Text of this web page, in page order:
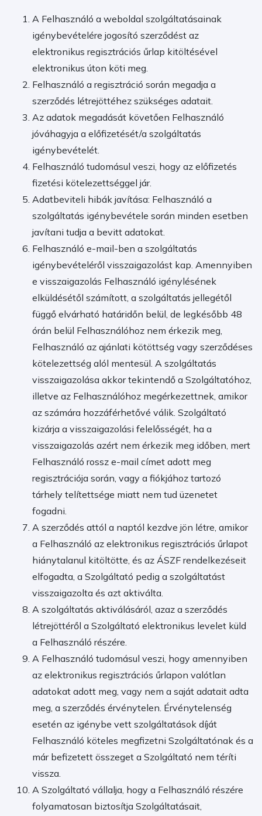
A Felhasználó a weboldal szolgáltatásainak
igénybevételére jogosító szerződést az
elektronikus regisztrációs űrlap kitöltésével
elektronikus úton köti meg.
Felhasználó a regisztráció során megadja a
szerződés létrejöttéhez szükséges adatait.
Az adatok megadását követően Felhasználó
jóváhagyja a előfizetését/a szolgáltatás
igénybevételét.
Felhasználó tudomásul veszi, hogy az előfizetés
fizetési kötelezettséggel jár.
Adatbeviteli hibák javítása: Felhasználó a
szolgáltatás igénybevétele során minden esetben
javítani tudja a bevitt adatokat.
Felhasználó e-mail-ben a szolgáltatás
igénybevételéről visszaigazolást kap. Amennyiben
e visszaigazolás Felhasználó igénylésének
elküldésétől számított, a szolgáltatás jellegétől
függő elvárható határidőn belül, de legkésőbb 48
órán belül Felhasználóhoz nem érkezik meg,
Felhasználó az ajánlati kötöttség vagy szerződéses
kötelezettség alól mentesül. A szolgáltatás
visszaigazolása akkor tekintendő a Szolgáltatóhoz,
illetve az Felhasználóhoz megérkezettnek, amikor
az számára hozzáférhetővé válik. Szolgáltató
kizárja a visszaigazolási felelősségét, ha a
visszaigazolás azért nem érkezik meg időben, mert
Felhasználó rossz e-mail címet adott meg
regisztrációja során, vagy a fiókjához tartozó
tárhely telítettsége miatt nem tud üzenetet
fogadni.
A szerződés attól a naptól kezdve jön létre, amikor
a Felhasználó az elektronikus regisztrációs űrlapot
hiánytalanul kitöltötte, és az ÁSZF rendelkezéseit
elfogadta, a Szolgáltató pedig a szolgáltatást
visszaigazolta és azt aktiválta.
A szolgáltatás aktiválásáról, azaz a szerződés
létrejöttéről a Szolgáltató elektronikus levelet küld
a Felhasználó részére.
A Felhasználó tudomásul veszi, hogy amennyiben
az elektronikus regisztrációs űrlapon valótlan
adatokat adott meg, vagy nem a saját adatait adta
meg, a szerződés érvénytelen. Érvénytelenség
esetén az igénybe vett szolgáltatások díját
Felhasználó köteles megfizetni Szolgáltatónak és a
már befizetett összeget a Szolgáltató nem téríti
vissza.
A Szolgáltató vállalja, hogy a Felhasználó részére
folyamatosan biztosítja Szolgáltatásait,